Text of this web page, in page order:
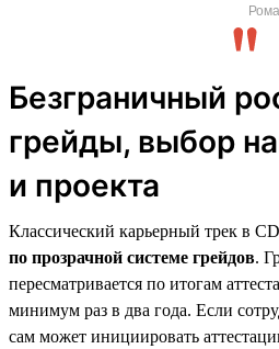
Безграничный
грейды, выбор
и проекта
Классический карьерный трек в
по прозрачной системе грейдов.
пересматривается по итогам
минимум раз в два года. Если
сам может инициировать